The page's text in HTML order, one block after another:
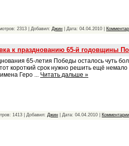
2313 | Добавил: Джин | Дата: 04.04.2010
к празднованию 65-й годовщины
65-летия Победы осталось чуть
короткий срок нужно решить ещё
Геро ... Читать дальше »
1413 | Добавил: Джин | Дата: 04.04.2010